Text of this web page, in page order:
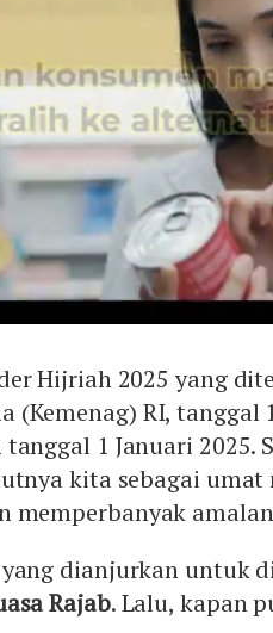
Hijriah 2025 yang
(Kemenag) RI, tanggal
1 Januari 2025.
kita sebagai
memperbanyak
dianjurkan untuk
Rajab. Lalu, kapan